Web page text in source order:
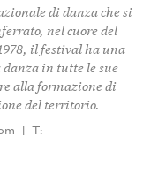
di danza che si
, nel cuore del
il festival ha una
in tutte le sue
alla formazione di
del territorio.
| T: